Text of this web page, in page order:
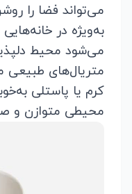
می‌تواند فضا را
به‌ویژه در
می‌شود محیط
متریال‌های
کرم یا پاستلی
محیطی متوازن و